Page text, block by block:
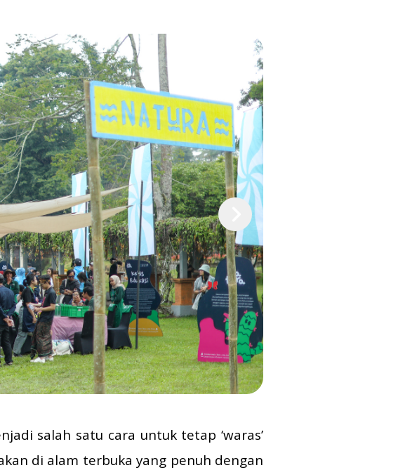
salah satu cara untuk tetap ‘waras’
di alam terbuka yang penuh dengan